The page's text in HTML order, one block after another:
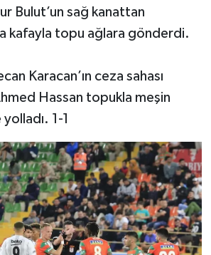
Bulut’un sağ kanattan
kafayla topu ağlara gönderdi.
Karacan’ın ceza sahası
Hassan topukla meşin
1-1